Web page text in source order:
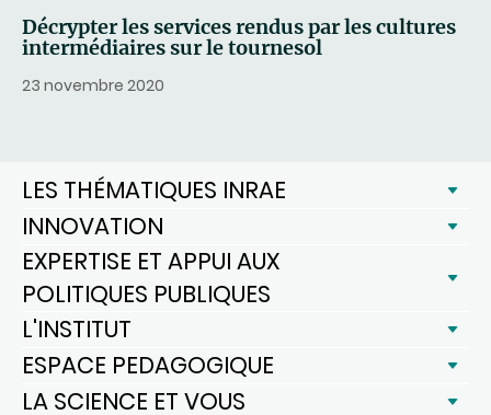
Décrypter les services rendus par les cultures
intermédiaires sur le tournesol
23 novembre 2020
LES THÉMATIQUES INRAE
INNOVATION
EXPERTISE ET APPUI AUX
POLITIQUES PUBLIQUES
L'INSTITUT
ESPACE PEDAGOGIQUE
LA SCIENCE ET VOUS